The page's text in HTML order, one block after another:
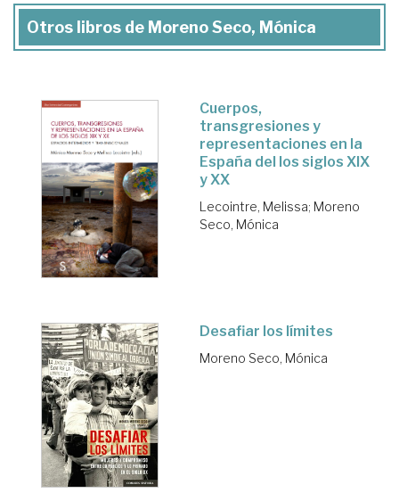
Otros libros de Moreno Seco, Mónica
Cuerpos,
transgresiones y
representaciones en la
España del los siglos XIX
y XX
Lecointre, Melissa; Moreno
Seco, Mónica
Desafiar los límites
Moreno Seco, Mónica